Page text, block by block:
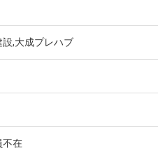
設,大成プレハブ
不在